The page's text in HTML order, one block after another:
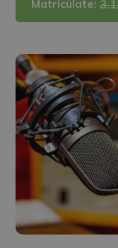
Matricúlate: